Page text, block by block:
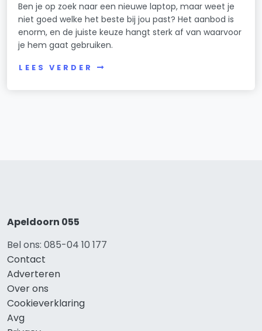
Ben je op zoek naar een nieuwe laptop, maar weet je
niet goed welke het beste bij jou past? Het aanbod is
enorm, en de juiste keuze hangt sterk af van waarvoor
je hem gaat gebruiken.
LEES VERDER
Apeldoorn 055
Bel ons: 085-04 10 177
Contact
Adverteren
Over ons
Cookieverklaring
Avg